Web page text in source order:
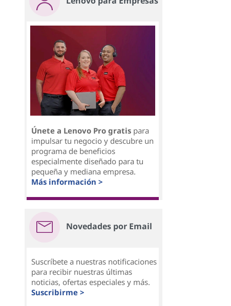
Únete a Lenovo Pro gratispara
impulsar tu negocio y descubre un
programa de beneficios
especialmente diseñado para tu
pequeña y mediana empresa.
Más información >
Novedades por Email
Suscríbete a nuestras notificaciones
para recibir nuestras últimas
noticias, ofertas especiales y más.
Suscribirme >